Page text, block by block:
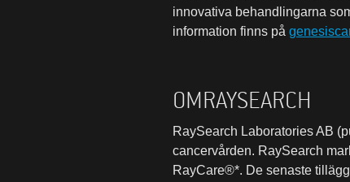
innovativa behandlingarna
information finns på
OMRAYSEARCH
RaySearch Laboratories AB
cancervården. RaySearch
RayCare®*. De senaste